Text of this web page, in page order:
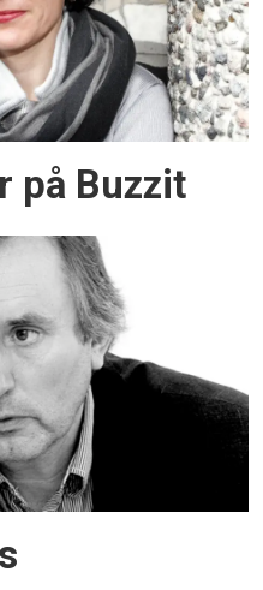
på Buzzit